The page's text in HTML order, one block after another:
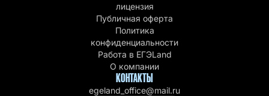
лицензия
Публичная оферта
Политика
конфиденциальности
Работа в EГЭLand
О компании
КОНТАКТЫ
egeland_office@mail.ru